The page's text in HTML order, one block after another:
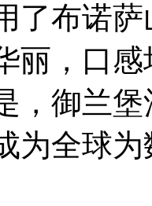
了布诺
丽，口
，御兰
为全球